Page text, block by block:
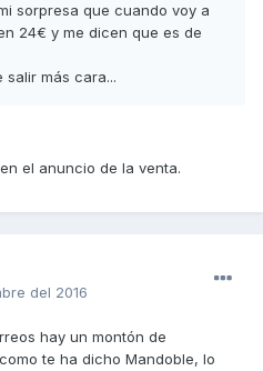
sorpresa que cuando voy a
24€ y me dicen que es de
más cara...
el anuncio de la venta.
del 2016
hay un montón de
te ha dicho Mandoble, lo